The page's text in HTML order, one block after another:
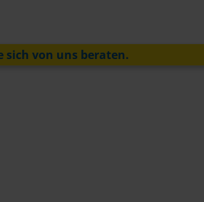
sich von uns beraten.